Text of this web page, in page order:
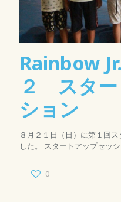
Rainbow
２ スター
ション
８月２１日（日）に第１回
した。 スタートアップセッ
0